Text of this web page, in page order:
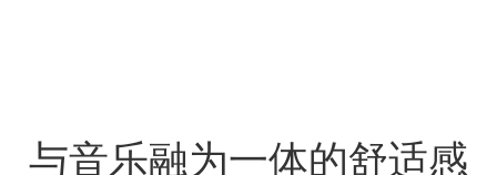
与音乐融为一体的舒适感